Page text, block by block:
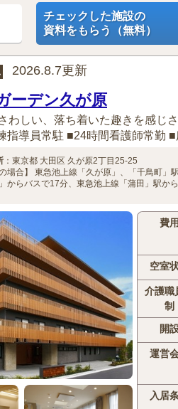
チェックした施設の
資料をもらう（無料）
2026.8.7更新
ーデン久が原
わしい、落ち着いた趣きを感じ
指導員常駐 ■24時間看護師常勤 ■
： 東京都 大田区 久が原2丁目25-25
場合】
東急池上線「久が原」、「千鳥町」
からバスで17分、東急池上線「蒲田」駅か
費用
空室
介護職
制
開
運営
入居